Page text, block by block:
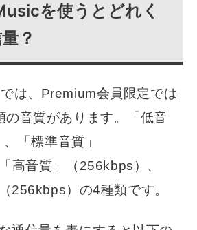
を使うとどれく
？
は、Premium会員限定では
の音質があります。「低音
「標準音質」
高音質」（256kbps）、
256kbps）の4種類です。